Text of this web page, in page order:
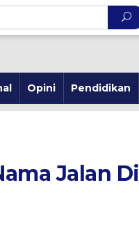
Opini Pendidikan
Jalan Di